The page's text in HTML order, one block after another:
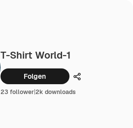
T-Shirt World-1
Folgen Teilen
23 follower|2k downloads